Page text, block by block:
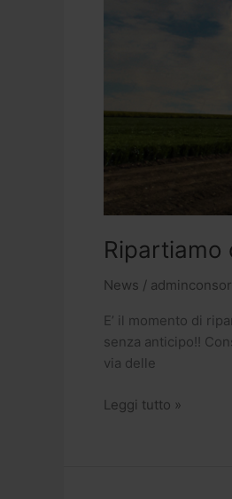
Ripartiamo
News /
E’ il momento di
senza anticipo!!
via delle
Leggi tutto »